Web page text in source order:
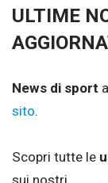
ULTIME
News di sport
sito.
Scopri tutte le